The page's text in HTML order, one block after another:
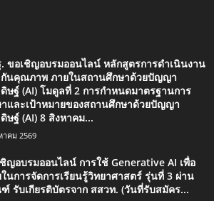
ขอเชิญอบรมออนไลน์ หลักสูตรการดำเนินงาน
นคุณภาพ ภายในสถานศึกษาด้วยปัญญา
ษฐ์ (AI) โมดูลที่ 2 การกำหนดมาตรฐานการ
และเป้าหมายของสถานศึกษาด้วยปัญญา
ษฐ์ (AI) 8 สิงหาคม...
าคม 2569
ญอบรมออนไลน์ การใช้ Generative AI เพื่อ
นการจัดการเรียนรู้วิทยาศาสตร์ รุ่นที่ 3 ผ่าน
รับเกียรติบัตรจาก สสวท. (วันที่รับสมัคร...